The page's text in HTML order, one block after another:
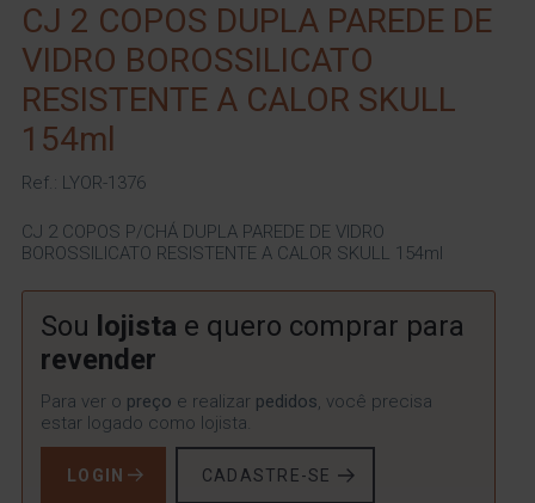
CJ 2 COPOS DUPLA PAREDE DE
VIDRO BOROSSILICATO
RESISTENTE A CALOR SKULL
154ml
Ref.: LYOR-1376
CJ 2 COPOS P/CHÁ DUPLA PAREDE DE VIDRO
BOROSSILICATO RESISTENTE A CALOR SKULL 154ml
Sou lojista e quero comprar para
revender
Para ver o preço e realizar pedidos, você precisa
estar logado como lojista.
LOGIN CADASTRE-SE